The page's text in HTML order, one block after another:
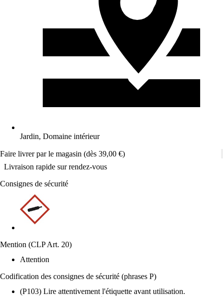
Jardin, Domaine intérieur
Faire livrer par le magasin (dès 39,00 €)
Livraison rapide sur rendez-vous
Consignes de sécurité
Mention (CLP Art. 20)
Attention
Codification des consignes de sécurité (phrases P)
(P103) Lire attentivement l'étiquette avant utilisation.